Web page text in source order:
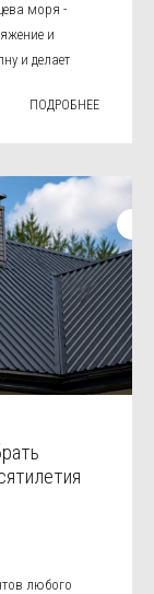
моря -
и
и делает
ПОДРОБНЕЕ
любого